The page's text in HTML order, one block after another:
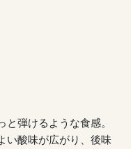
弾けるような食感。
い酸味が広がり、後味